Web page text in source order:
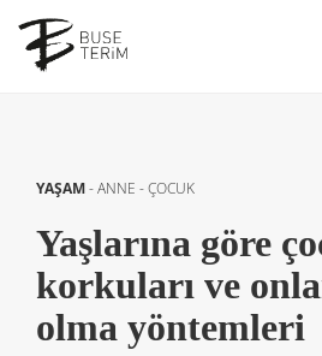
YAŞAM-ANNE - ÇOCUK
Yaşlarına göre
korkuları ve
olma yöntemleri